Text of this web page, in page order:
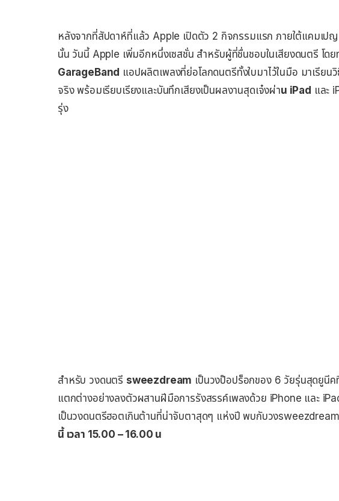
หลังจากที่สัปดาห์ที่แล้ว Apple เปิดตัว 2 กิจกรรมแรก ภายใต้แคมเปญ
นั้น วันนี้ Apple เพิ่มอีกหนึ่งเซสชั่น สำหรับผู้ที่ชื่นชอบในเสียงดนตรี โด
GarageBand แอปผลิตเพลงที่ย่อโลกดนตรีทั้งใบมาไว้ในมือ มาเรีย
จริง พร้อมเรียบเรียงและบันทึกเสียงเป็นผลงานสุดเจ๋งผ่าน iPad และ
รุ่ง
สำหรับ วงดนตรี sweezdream เป็นวงป๊อปร็อกของ 6 วัยรุ่นสุดยูนี
แตกต่างอย่างลงตัวผสานฝีมือการรังสรรค์เพลงด้วย iPhone และ
เป็นวงดนตรีฮอตเกินต้านที่น่าจับตาสุดๆ แห่งปี พบกับวงsweezdream
นี้ เวลา 15.00 – 16.00 น